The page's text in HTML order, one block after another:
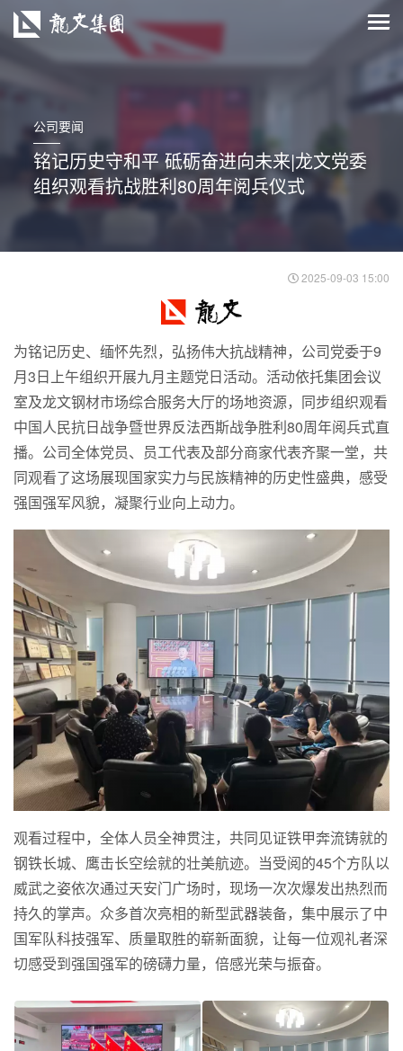
公司要闻
铭记历史守和平 砥砺奋进向未来|龙文党委
组织观看抗战胜利80周年阅兵仪式
2025-09-03 15:00
为铭记历史、缅怀先烈，弘扬伟大抗战精神，公司党委于9
月3日上午组织开展九月主题党日活动。活动依托集团会议
室及龙文钢材市场综合服务大厅的场地资源，同步组织观看
中国人民抗日战争暨世界反法西斯战争胜利80周年阅兵式直
播。公司全体党员、员工代表及部分商家代表齐聚一堂，共
同观看了这场展现国家实力与民族精神的历史性盛典，感受
强国强军风貌，凝聚行业向上动力。
观看过程中，全体人员全神贯注，共同见证铁甲奔流铸就的
钢铁长城、鹰击长空绘就的壮美航迹。当受阅的45个方队以
威武之姿依次通过天安门广场时，现场一次次爆发出热烈而
持久的掌声。众多首次亮相的新型武器装备，集中展示了中
国军队科技强军、质量取胜的崭新面貌，让每一位观礼者深
切感受到强国强军的磅礴力量，倍感光荣与振奋。